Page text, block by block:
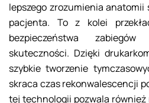
lepszego zrozumienia anatomii
pacjenta. To z kolei
bezpieczeństwa
skuteczności. Dzięki
szybkie tworzenie
skraca czas rekonwalescencji
tej technologii pozwala